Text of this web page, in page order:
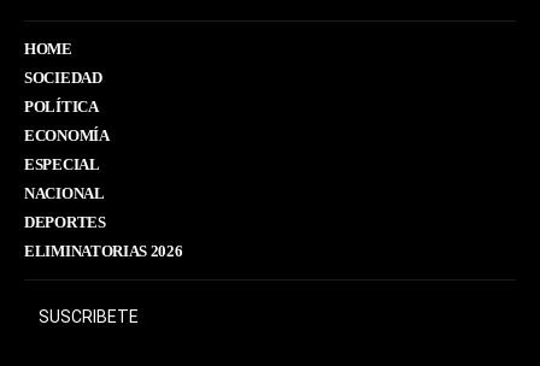
HOME
SOCIEDAD
POLÍTICA
ECONOMÍA
ESPECIAL
NACIONAL
DEPORTES
ELIMINATORIAS 2026
SUSCRIBETE